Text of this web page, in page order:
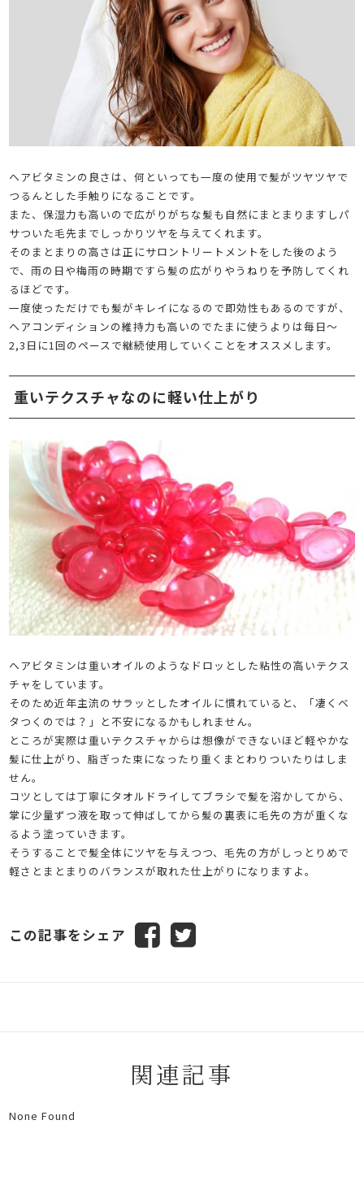
ヘアビタミンの良さは、何といっても一度の使用で髪がツヤツヤで
つるんとした手触りになることです。
また、保湿力も高いので広がりがちな髪も自然にまとまりますしパ
サついた毛先までしっかりツヤを与えてくれます。
そのまとまりの高さは正にサロントリートメントをした後のよう
で、雨の日や梅雨の時期ですら髪の広がりやうねりを予防してくれ
るほどです。
一度使っただけでも髪がキレイになるので即効性もあるのですが、
ヘアコンディションの維持力も高いのでたまに使うよりは毎日～
2,3日に1回のペースで継続使用していくことをオススメします。
重いテクスチャなのに軽い仕上がり
ヘアビタミンは重いオイルのようなドロッとした粘性の高いテクス
チャをしています。
そのため近年主流のサラッとしたオイルに慣れていると、「凄くベ
タつくのでは？」と不安になるかもしれません。
ところが実際は重いテクスチャからは想像ができないほど軽やかな
髪に仕上がり、脂ぎった束になったり重くまとわりついたりはしま
せん。
コツとしては丁寧にタオルドライしてブラシで髪を溶かしてから、
掌に少量ずつ液を取って伸ばしてから髪の裏表に毛先の方が重くな
るよう塗っていきます。
そうすることで髪全体にツヤを与えつつ、毛先の方がしっとりめで
軽さとまとまりのバランスが取れた仕上がりになりますよ。
この記事をシェア
関連記事
None Found